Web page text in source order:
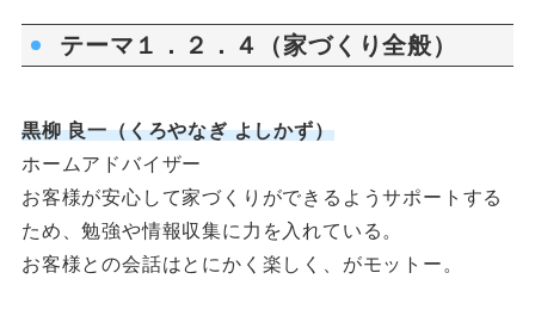
テーマ１．２．４（家づくり全般）
黒柳 良一（くろやなぎ よしかず）
ホームアドバイザー
お客様が安心して家づくりができるようサポートする
ため、勉強や情報収集に力を入れている。
お客様との会話はとにかく楽しく、がモットー。